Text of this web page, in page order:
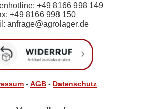
+49 8166 998 149
+49 8166 998 150
anfrage@agrolager.de
- AGB - Datenschutz